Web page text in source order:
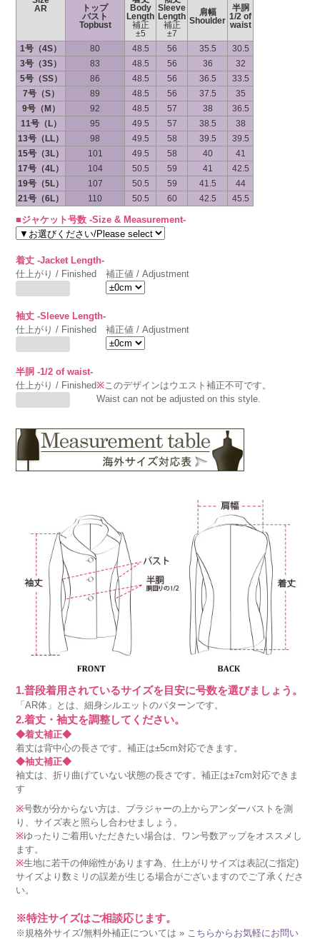
AR
トップ
バスト
Topbust
Body
Length
補正
±5
Sleeve
Length
補正
±7
肩幅
Shoulder
半胴
1/2 of
waist
1号（4S） 80 48.5 56 35.5
30.5
3号（3S）
83 48.5 56 36
32
5号（SS）
86 48.5 56 36.5
33.5
7号（S）
89 48.5 56 37.5
35
9号（M）
92 48.5 57 38
36.5
11号（L）
95 49.5 57 38.5
38
13号（LL）
98 49.5 58 39.5
39.5
15号（3L）
101 49.5 58 40
41
17号（4L）
104 50.5 59 41
42.5
19号（5L）
107 50.5 59 41.5
44
21号（6L）
110 50.5 60 42.5 45.5
■ジャケット号数 -Size & Measurement-
着丈 -Jacket Length-
仕上がり / Finished
補正値 / Adjustment
袖丈 -Sleeve Length-
仕上がり / Finished
補正値 / Adjustment
半胴 -1/2 of waist-
仕上がり / Finished※このデザインはウエスト補正不可です。
Waist can not be adjusted on this style.
1.普段着用されているサイズを目安に号数を選びましょう。
「AR体」とは、細身シルエットのパターンです。
2.着丈・袖丈を調整してください。
◆着丈補正◆
着丈は背中心の長さです。補正は±5cm対応できます。
◆袖丈補正◆
袖丈は、折り曲げていない状態の長さです。補正は±7cm対応できま
す
※号数が分からない方は、ブラジャーの上からアンダーバストを測
り、サイズ表と照らし合わせましょう。
※ゆったりご着用いただきたい場合は、ワン号数アップをオススメし
ます。
※生地に若干の伸縮性があります為、仕上がりサイズは表記(ご指定)
サイズより数ミリの誤差が生じる場合がございますのでご了承くださ
い。
※特注サイズはご相談応じます。
※規格外サイズ/無料外補正については » こちらからお気軽にお問い